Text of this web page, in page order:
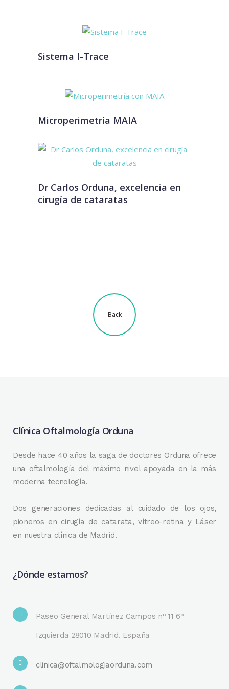
Sistema I-Trace
Microperimetría MAIA
Dr Carlos Orduna, excelencia en
cirugía de cataratas
Back
Clínica Oftalmología Orduna
Desde hace 40 años la saga de doctores Orduna ofrece
una oftalmología del máximo nivel apoyada en la más
moderna tecnología.
Dos generaciones dedicadas al cuidado de los ojos,
pioneros en cirugía de catarata, vítreo-retina y Láser
en nuestra clínica de Madrid.
¿Dónde estamos?
Paseo General Martínez Campos nº 11 6º
Izquierda 28010 Madrid. España
clinica@oftalmologiaorduna.com